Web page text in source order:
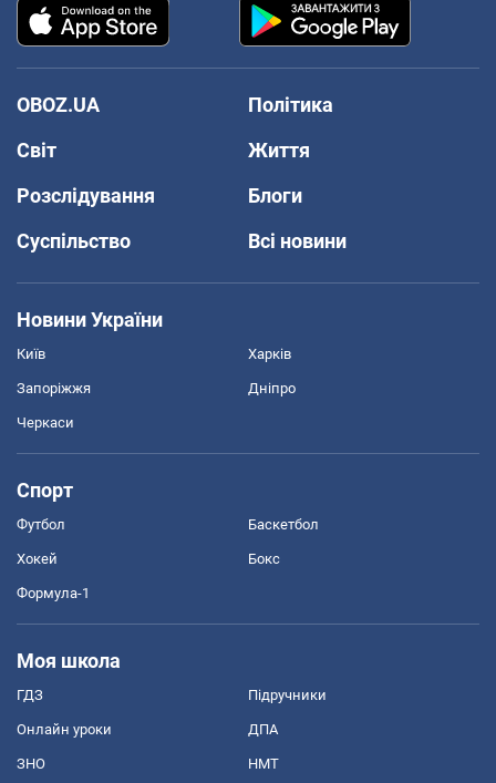
OBOZ.UA
Політика
Світ
Життя
Розслідування
Блоги
Суспільство
Всі новини
Новини України
Київ Харків
Запоріжжя Дніпро
Черкаси
Спорт
Футбол Баскетбол
Хокей Бокс
Формула-1
Моя школа
ГДЗ Підручники
Онлайн уроки ДПА
ЗНО НМТ